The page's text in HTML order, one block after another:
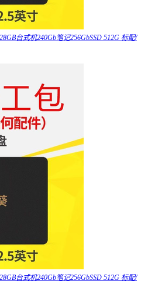
台式机240Gb笔记256GbSSD 512G 标配/
台式机240Gb笔记256GbSSD 512G 标配/